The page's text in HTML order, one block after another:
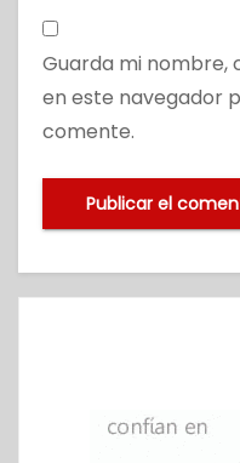
Guarda mi nombre,
en este navegador
comente.